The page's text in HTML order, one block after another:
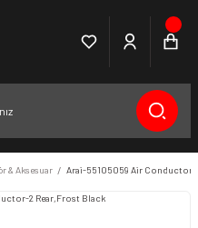
& Aksesuar Arai-55105059 Air Conductor-